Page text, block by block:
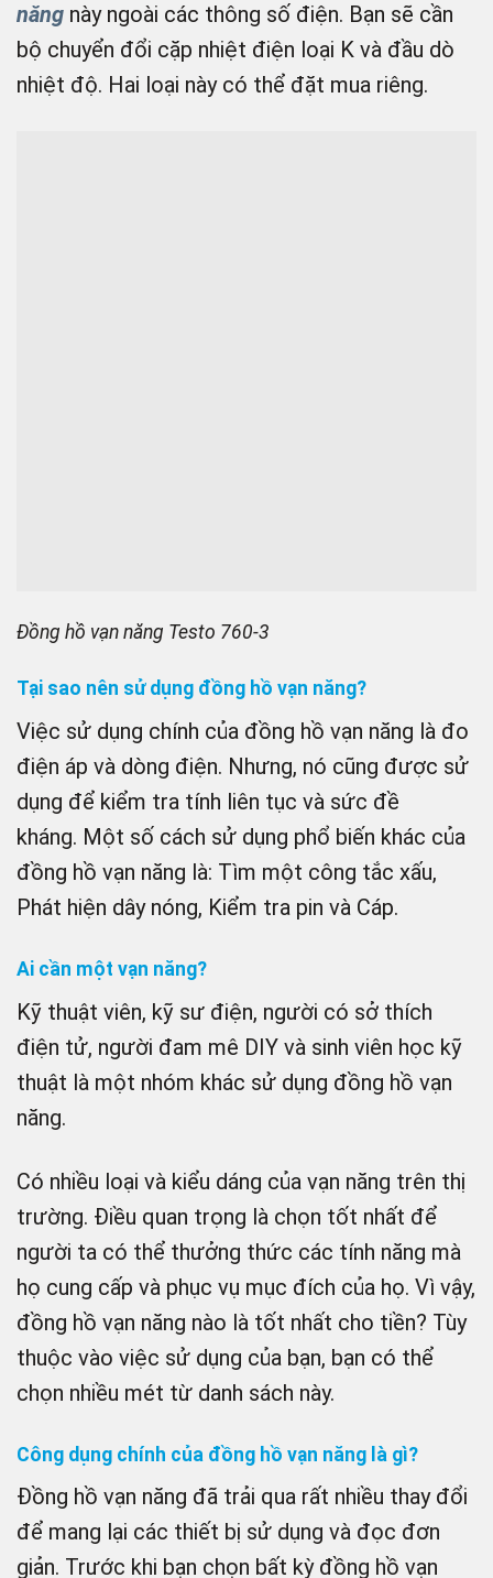
năng này ngoài các thông số điện. Bạn sẽ cần
bộ chuyển đổi cặp nhiệt điện loại K và đầu dò
nhiệt độ. Hai loại này có thể đặt mua riêng.
Đồng hồ vạn năng Testo 760-3
Tại sao nên sử dụng đồng hồ vạn năng?
Việc sử dụng chính của đồng hồ vạn năng là đo
điện áp và dòng điện. Nhưng, nó cũng được sử
dụng để kiểm tra tính liên tục và sức đề
kháng. Một số cách sử dụng phổ biến khác của
đồng hồ vạn năng là: Tìm một công tắc xấu,
Phát hiện dây nóng, Kiểm tra pin và Cáp.
Ai cần một vạn năng?
Kỹ thuật viên, kỹ sư điện, người có sở thích
điện tử, người đam mê DIY và sinh viên học kỹ
thuật là một nhóm khác sử dụng đồng hồ vạn
năng.
Có nhiều loại và kiểu dáng của vạn năng trên thị
trường. Điều quan trọng là chọn tốt nhất để
người ta có thể thưởng thức các tính năng mà
họ cung cấp và phục vụ mục đích của họ. Vì vậy,
đồng hồ vạn năng nào là tốt nhất cho tiền? Tùy
thuộc vào việc sử dụng của bạn, bạn có thể
chọn nhiều mét từ danh sách này.
Công dụng chính của đồng hồ vạn năng là gì?
Đồng hồ vạn năng đã trải qua rất nhiều thay đổi
để mang lại các thiết bị sử dụng và đọc đơn
giản. Trước khi bạn chọn bất kỳ đồng hồ vạn